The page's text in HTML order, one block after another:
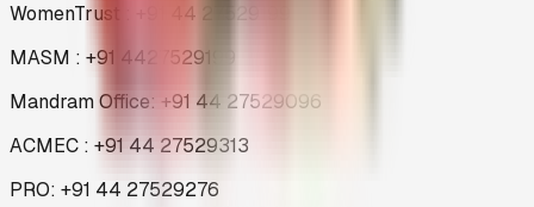
WomenTrust : +91 44 27529199
MASM : +91 4427529199
Mandram Office: +91 44 27529096
ACMEC : +91 44 27529313
PRO: +91 44 27529276